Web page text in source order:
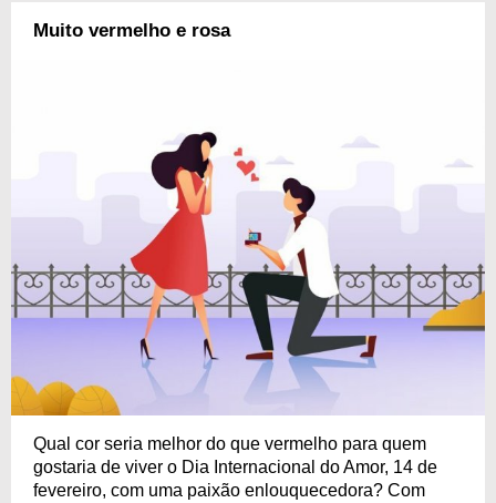
Muito vermelho e rosa
Qual cor seria melhor do que vermelho para quem
gostaria de viver o Dia Internacional do Amor, 14 de
fevereiro, com uma paixão enlouquecedora? Com